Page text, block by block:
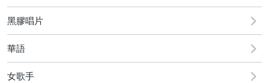
黑膠唱片
華語
女歌手